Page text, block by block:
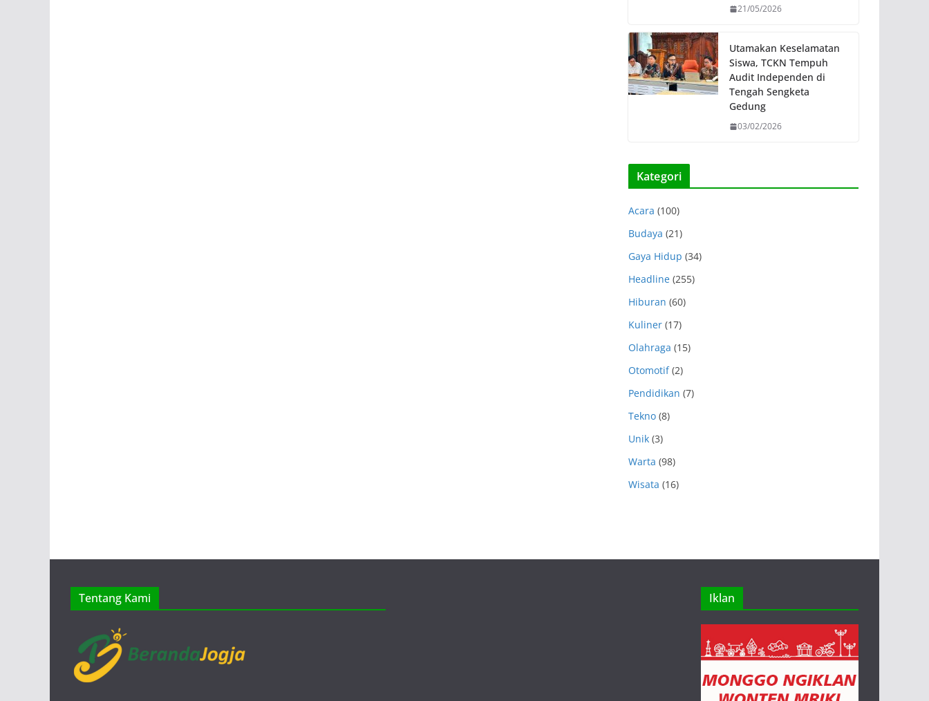
21/05/2026
Utamakan Keselamatan
Siswa, TCKN Tempuh
Audit Independen di
Tengah Sengketa
Gedung
03/02/2026
Kategori
Acara (100)
Budaya (21)
Gaya Hidup (34)
Headline (255)
Hiburan (60)
Kuliner (17)
Olahraga (15)
Otomotif(2)
Pendidikan (7)
Tekno (8)
Unik (3)
Warta (98)
Wisata (16)
Tentang Kami Iklan